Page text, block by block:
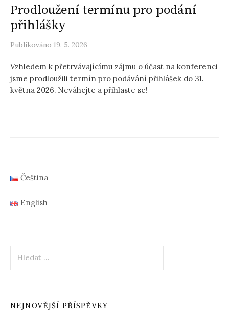
Prodloužení termínu pro podání
přihlášky
Publikováno 19. 5. 2026
Vzhledem k přetrvávajícímu zájmu o účast na konferenci
jsme prodloužili termín pro podávání přihlášek do 31.
května 2026. Neváhejte a přihlaste se!
Čeština
English
NEJNOVĚJŠÍ PŘÍSPĚVKY